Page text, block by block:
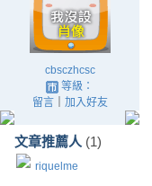
cbsczhcsc
等級：
留言｜ 加入好友
文章推薦人 (1)
riquelme